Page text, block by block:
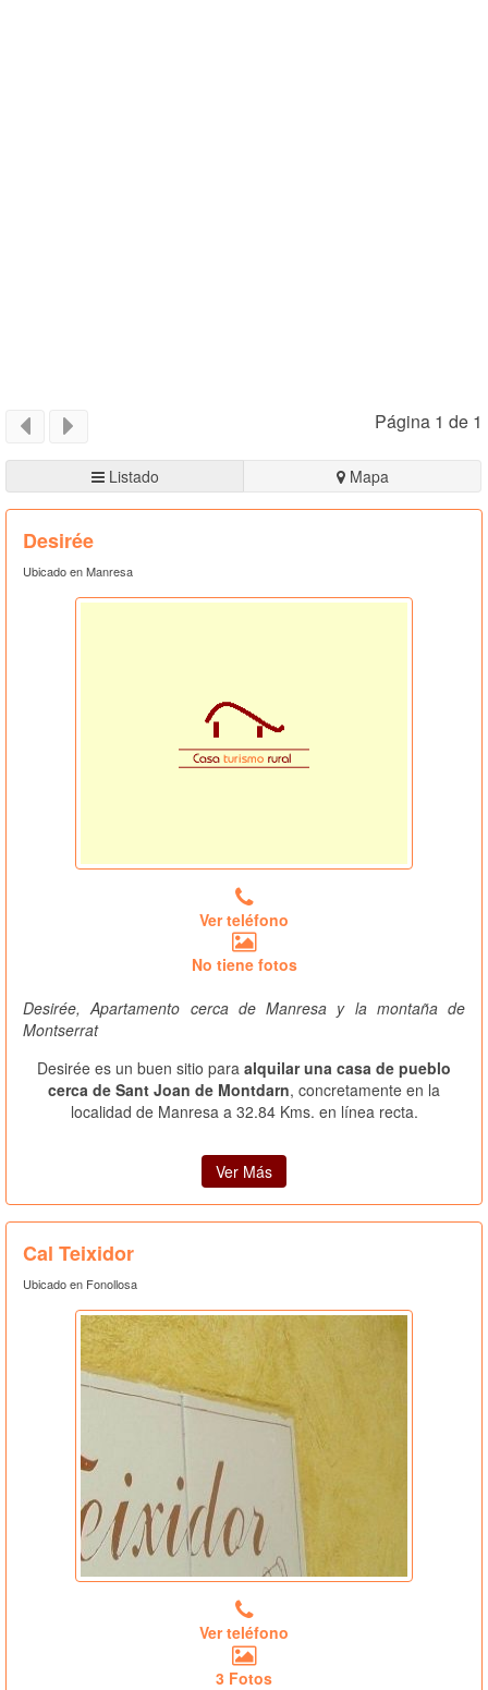
Página 1 de 1
Listado Mapa
Desirée
Ubicado en Manresa
Ver teléfono
No tiene fotos
Desirée, Apartamento cerca de Manresa y la montaña de
Montserrat
Desirée es un buen sitio para alquilar una casa de pueblo
cerca de Sant Joan de Montdarn, concretamente en la
localidad de Manresa a 32.84 Kms. en línea recta.
Ver Más
Cal Teixidor
Ubicado en Fonollosa
Ver teléfono
3 Fotos